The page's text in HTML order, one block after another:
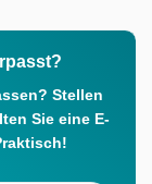
Stellen
Sie eine E-